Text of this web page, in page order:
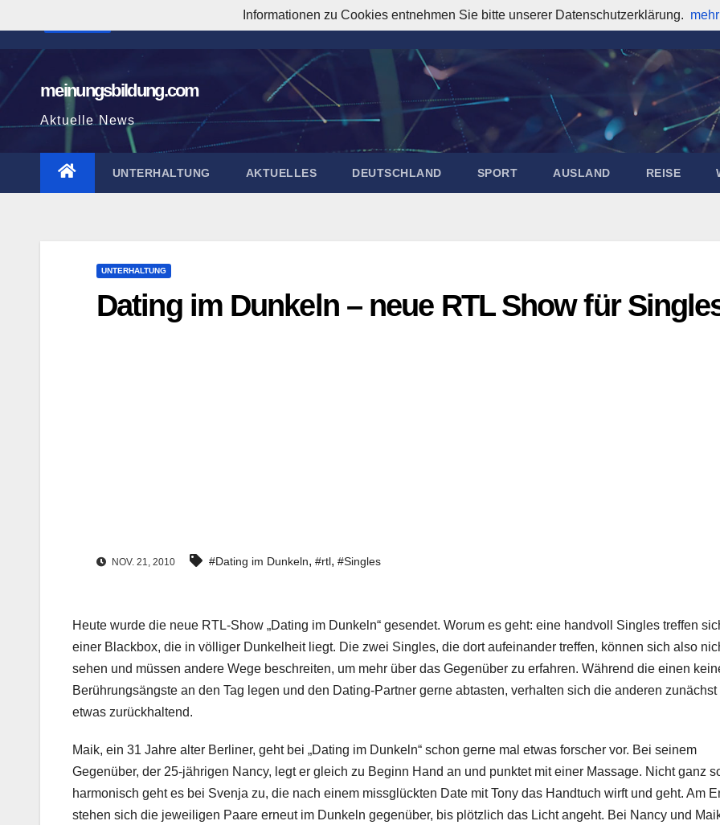
Inhalt
springen
meinungsbildung.com
Aktuelle News
UNTERHALTUNG AKTUELLES DEUTSCHLAND SPORT AUSLAND REISE
UNTERHALTUNG
Dating im Dunkeln – neue RTL Show für
NOV. 21, 2010 #Dating im Dunkeln, #rtl, #Singles
Heute wurde die neue RTL-Show „Dating im Dunkeln“ gesendet. Worum es geht: eine handvoll Singles treffen
einer Blackbox, die in völliger Dunkelheit liegt. Die zwei Singles, die dort aufeinander treffen, können sich also
sehen und müssen andere Wege beschreiten, um mehr über das Gegenüber zu erfahren. Während die einen
Berührungsängste an den Tag legen und den Dating-Partner gerne abtasten, verhalten sich die anderen zunächst
etwas zurückhaltend.
Maik, ein 31 Jahre alter Berliner, geht bei „Dating im Dunkeln“ schon gerne mal etwas forscher vor. Bei seinem
Gegenüber, der 25-jährigen Nancy, legt er gleich zu Beginn Hand an und punktet mit einer Massage. Nicht ganz
harmonisch geht es bei Svenja zu, die nach einem missglückten Date mit Tony das Handtuch wirft und geht. Am
stehen sich die jeweiligen Paare erneut im Dunkeln gegenüber, bis plötzlich das Licht angeht. Bei Nancy und
Informationen zu Cookies entnehmen Sie bitte unserer Datenschutzerklärung.